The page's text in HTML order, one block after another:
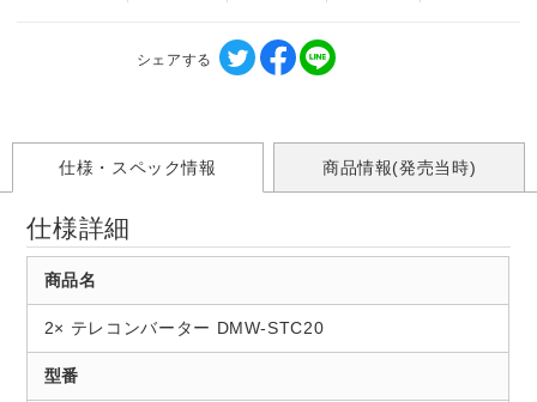
シェアする
仕様・スペック情報 商品情報(発売当時)
仕様詳細
商品名
2× テレコンバーター DMW-STC20
型番